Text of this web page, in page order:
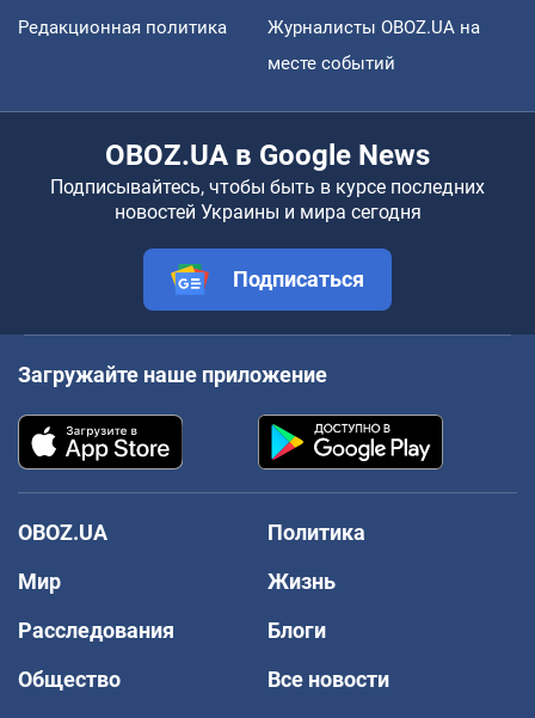
Редакционная политика
Журналисты OBOZ.UA на
месте событий
OBOZ.UA в Google News
Подписывайтесь, чтобы быть в курсе последних
новостей Украины и мира сегодня
Подписаться
Загружайте наше приложение
OBOZ.UA
Политика
Мир
Жизнь
Расследования
Блоги
Общество
Все новости